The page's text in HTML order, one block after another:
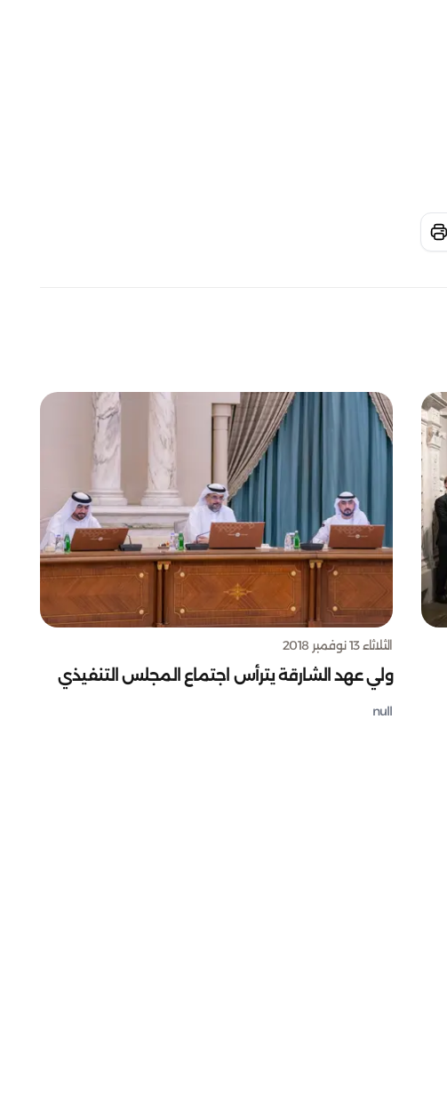
الثلاثاء 13 نوفمبر 2018
ولي عهد الشارقة يترأس اجتماع المجلس التنفيذي
null